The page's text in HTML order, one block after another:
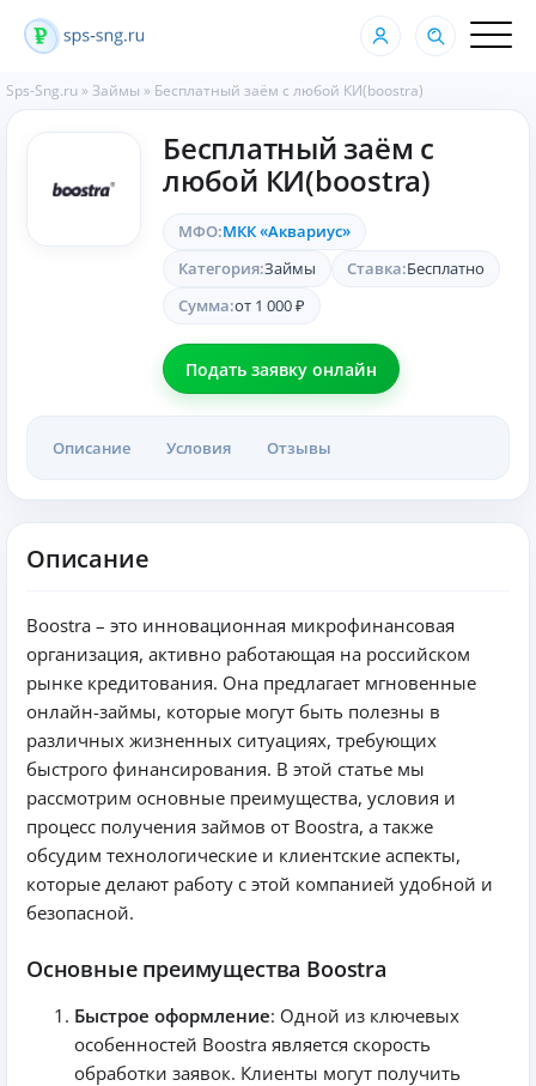
Sps-Sng.ru »Займы » Бесплатный заём с любой КИ(boostra)
Бесплатный заём с
любой КИ(boostra)
МФО:МКК «Аквариус»
Категория:Займы Ставка:Бесплатно
Сумма:от 1 000 ₽
Подать заявку онлайн
Описание Условия Отзывы
Описание
Boostra – это инновационная микрофинансовая
организация, активно работающая на российском
рынке кредитования. Она предлагает мгновенные
онлайн-займы, которые могут быть полезны в
различных жизненных ситуациях, требующих
быстрого финансирования. В этой статье мы
рассмотрим основные преимущества, условия и
процесс получения займов от Boostra, а также
обсудим технологические и клиентские аспекты,
которые делают работу с этой компанией удобной и
безопасной.
Основные преимущества Boostra
Быстрое оформление: Одной из ключевых
особенностей Boostra является скорость
обработки заявок. Клиенты могут получить